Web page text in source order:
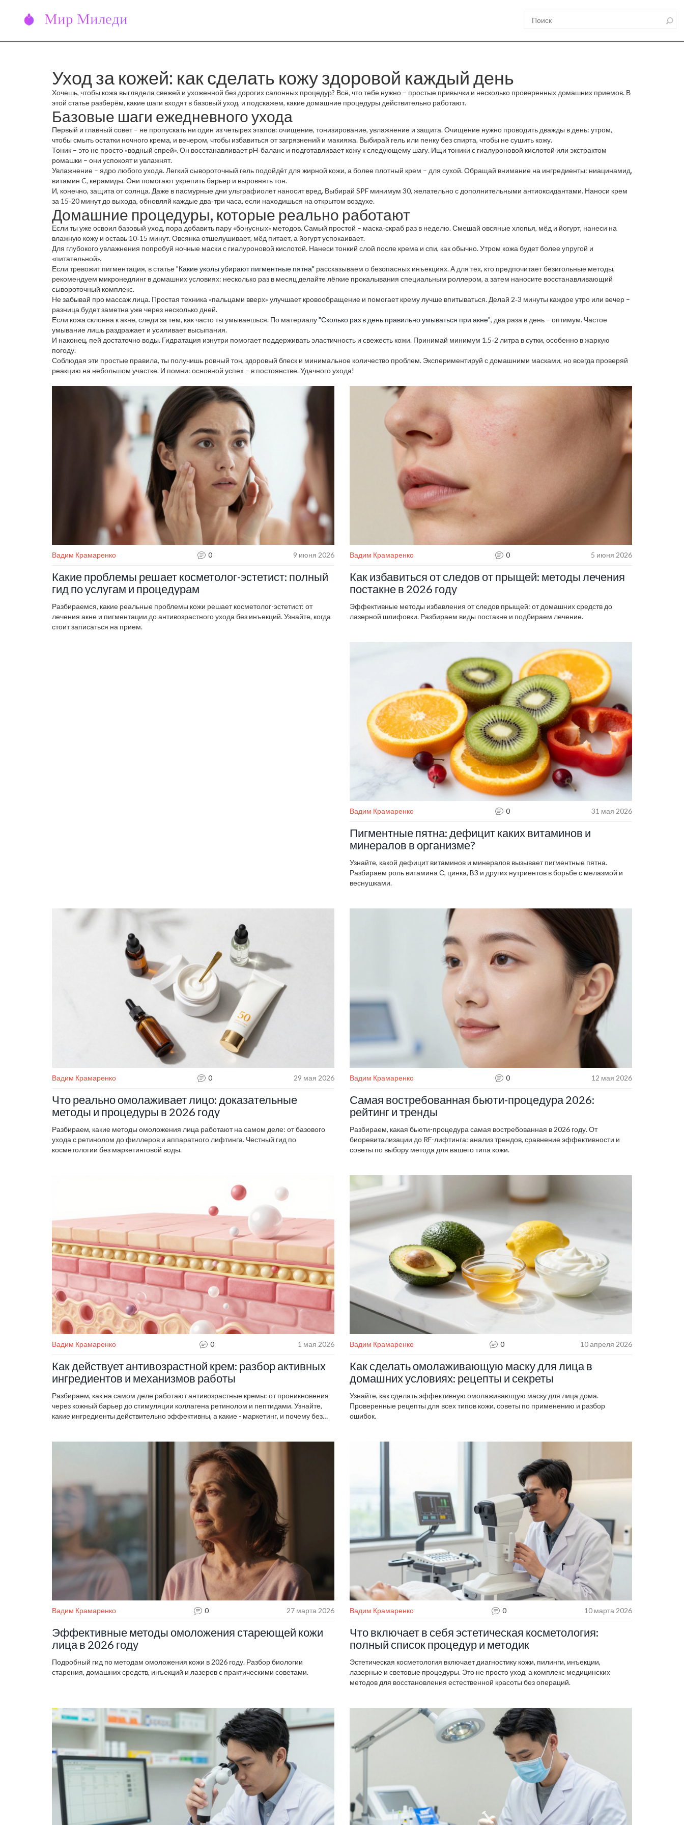
Уход за кожей: как сделать кожу здоровой каждый день
Хочешь, чтобы кожа выглядела свежей и ухоженной без дорогих салонных процедур? Всё, что тебе нужно – простые привычки и несколько проверенных домашних приемов. В
этой статье разберём, какие шаги входят в базовый уход, и подскажем, какие домашние процедуры действительно работают.
Базовые шаги ежедневного ухода
Первый и главный совет – не пропускать ни один из четырех этапов: очищение, тонизирование, увлажнение и защита. Очищение нужно проводить дважды в день: утром,
чтобы смыть остатки ночного крема, и вечером, чтобы избавиться от загрязнений и макияжа. Выбирай гель или пенку без спирта, чтобы не сушить кожу.
Тоник – это не просто «водный спрей». Он восстанавливает pH‑баланс и подготавливает кожу к следующему шагу. Ищи тоники с гиалуроновой кислотой или экстрактом
ромашки – они успокоят и увлажнят.
Увлажнение – ядро любого ухода. Легкий сывороточный гель подойдёт для жирной кожи, а более плотный крем – для сухой. Обращай внимание на ингредиенты: ниацинамид,
витамин C, керамиды. Они помогают укрепить барьер и выровнять тон.
И, конечно, защита от солнца. Даже в пасмурные дни ультрафиолет наносит вред. Выбирай SPF минимум 30, желательно с дополнительными антиоксидантами. Наноси крем
за 15‑20 минут до выхода, обновляй каждые два‑три часа, если находишься на открытом воздухе.
Домашние процедуры, которые реально работают
Если ты уже освоил базовый уход, пора добавить пару «бонусных» методов. Самый простой – маска‑скраб раз в неделю. Смешай овсяные хлопья, мёд и йогурт, нанеси на
влажную кожу и оставь 10‑15 минут. Овсянка отшелушивает, мёд питает, а йогурт успокаивает.
Для глубокого увлажнения попробуй ночные маски с гиалуроновой кислотой. Нанеси тонкий слой после крема и спи, как обычно. Утром кожа будет более упругой и
«питательной».
Если тревожит пигментация, в статье"Какие уколы убирают пигментные пятна" рассказываем о безопасных инъекциях. А для тех, кто предпочитает безигольные методы,
рекомендуем микронедлинг в домашних условиях: несколько раз в месяц делайте лёгкие прокалывания специальным роллером, а затем наносите восстанавливающий
сывороточный комплекс.
Не забывай про массаж лица. Простая техника «пальцами вверх» улучшает кровообращение и помогает крему лучше впитываться. Делай 2‑3 минуты каждое утро или вечер –
разница будет заметна уже через несколько дней.
Если кожа склонна к акне, следи за тем, как часто ты умываешься. По материалу"Сколько раз в день правильно умываться при акне", два раза в день – оптимум. Частое
умывание лишь раздражает и усиливает высыпания.
И наконец, пей достаточно воды. Гидратация изнутри помогает поддерживать эластичность и свежесть кожи. Принимай минимум 1.5‑2 литра в сутки, особенно в жаркую
погоду.
Соблюдая эти простые правила, ты получишь ровный тон, здоровый блеск и минимальное количество проблем. Экспериментируй с домашними масками, но всегда проверяй
реакцию на небольшом участке. И помни: основной успех – в постоянстве. Удачного ухода!
Вадим Крамаренко 0 9 июня 2026
Какие проблемы решает косметолог-эстетист: полный
гид по услугам и процедурам
Разбираемся, какие реальные проблемы кожи решает косметолог-эстетист: от
лечения акне и пигментации до антивозрастного ухода без инъекций. Узнайте, когда
стоит записаться на прием.
Вадим Крамаренко 0 5 июня 2026
Как избавиться от следов от прыщей: методы лечения
постакне в 2026 году
Эффективные методы избавления от следов прыщей: от домашних средств до
лазерной шлифовки. Разбираем виды постакне и подбираем лечение.
Вадим Крамаренко 0 31 мая 2026
Пигментные пятна: дефицит каких витаминов и
минералов в организме?
Узнайте, какой дефицит витаминов и минералов вызывает пигментные пятна.
Разбираем роль витамина С, цинка, B3 и других нутриентов в борьбе с мелазмой и
веснушками.
Вадим Крамаренко 0 29 мая 2026
Что реально омолаживает лицо: доказательные
методы и процедуры в 2026 году
Разбираем, какие методы омоложения лица работают на самом деле: от базового
ухода с ретинолом до филлеров и аппаратного лифтинга. Честный гид по
косметологии без маркетинговой воды.
Вадим Крамаренко 0 12 мая 2026
Самая востребованная бьюти-процедура 2026:
рейтинг и тренды
Разбираем, какая бьюти-процедура самая востребованная в 2026 году. От
биоревитализации до RF-лифтинга: анализ трендов, сравнение эффективности и
советы по выбору метода для вашего типа кожи.
Вадим Крамаренко 0 1 мая 2026
Как действует антивозрастной крем: разбор активных
ингредиентов и механизмов работы
Разбираем, как на самом деле работают антивозрастные кремы: от проникновения
через кожный барьер до стимуляции коллагена ретинолом и пептидами. Узнайте,
какие ингредиенты действительно эффективны, а какие - маркетинг, и почему без
Вадим Крамаренко 0 10 апреля 2026
Как сделать омолаживающую маску для лица в
домашних условиях: рецепты и секреты
Узнайте, как сделать эффективную омолаживающую маску для лица дома.
Проверенные рецепты для всех типов кожи, советы по применению и разбор
ошибок.
Вадим Крамаренко 0 27 марта 2026
Эффективные методы омоложения стареющей кожи
лица в 2026 году
Подробный гид по методам омоложения кожи в 2026 году. Разбор биологии
старения, домашних средств, инъекций и лазеров с практическими советами.
Вадим Крамаренко 0 10 марта 2026
Что включает в себя эстетическая косметология:
полный список процедур и методик
Эстетическая косметология включает диагностику кожи, пилинги, инъекции,
лазерные и световые процедуры. Это не просто уход, а комплекс медицинских
методов для восстановления естественной красоты без операций.